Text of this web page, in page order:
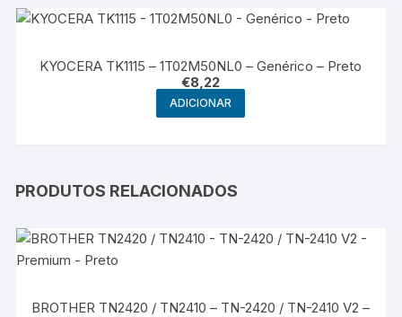
KYOCERA TK1115 – 1T02M50NL0 – Genérico – Preto
€8,22
ADICIONAR
PRODUTOS RELACIONADOS
BROTHER TN2420 / TN2410 – TN-2420 / TN-2410 V2 –